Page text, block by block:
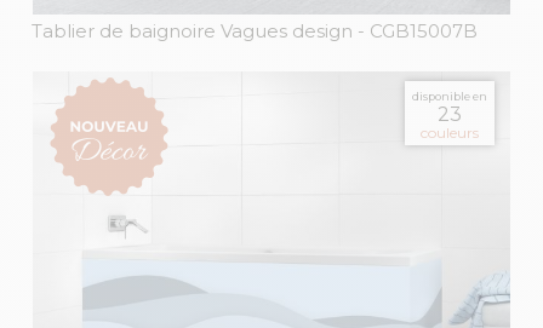
Tablier de baignoire Vagues design - CGB15007B
disponible en
23
couleurs